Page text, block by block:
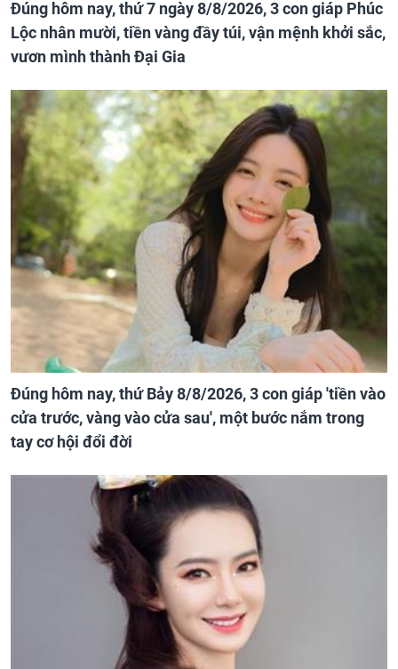
Đúng hôm nay, thứ 7 ngày 8/8/2026, 3 con giáp Phúc
Lộc nhân mười, tiền vàng đầy túi, vận mệnh khởi sắc,
vươn mình thành Đại Gia
Đúng hôm nay, thứ Bảy 8/8/2026, 3 con giáp 'tiền vào
cửa trước, vàng vào cửa sau', một bước nắm trong
tay cơ hội đổi đời